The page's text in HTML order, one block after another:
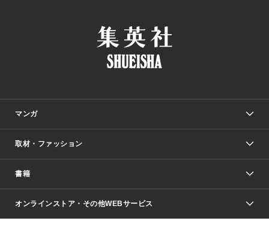
マンガ
少年マンガ
Vジャンプ
週刊ヤングジャンプ
少女マンガ
取材・ファッション
Seventeen
芸能・情報・スポーツ
書籍
文芸・文庫・総合
オンラインストア・その他WEBサービス